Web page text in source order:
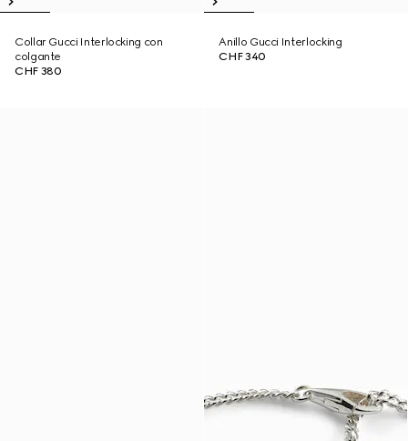
Collar Gucci Interlocking con
colgante
CHF 380
Anillo Gucci Interlocking
CHF 340